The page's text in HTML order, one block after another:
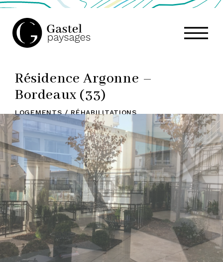
GASTEL
PAYSAGES,
ATELIER
DE
PAYSAGE
À
Résidence Argonne –
Bordeaux (33)
LOGEMENTS / RÉHABILITATIONS